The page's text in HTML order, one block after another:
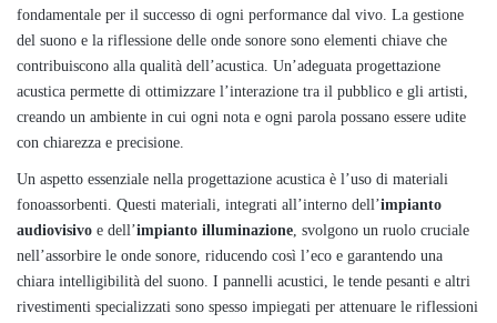
fondamentale per il successo di ogni performance dal vivo. La gestione
del suono e la riflessione delle onde sonore sono elementi chiave che
contribuiscono alla qualità dell’acustica. Un’adeguata progettazione
acustica permette di ottimizzare l’interazione tra il pubblico e gli artisti,
creando un ambiente in cui ogni nota e ogni parola possano essere udite
con chiarezza e precisione.
Un aspetto essenziale nella progettazione acustica è l’uso di materiali
fonoassorbenti. Questi materiali, integrati all’interno dell’impianto
audiovisivo e dell’impianto illuminazione, svolgono un ruolo cruciale
nell’assorbire le onde sonore, riducendo così l’eco e garantendo una
chiara intelligibilità del suono. I pannelli acustici, le tende pesanti e altri
rivestimenti specializzati sono spesso impiegati per attenuare le riflessioni